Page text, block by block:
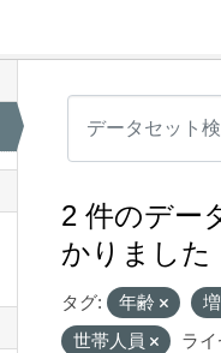
2 件のデー
かりました
タグ: 年齢
世帯人員
ラ